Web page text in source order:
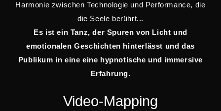
Harmonie zwischen Technologie und Performance, die
die Seele berührt...
Es ist ein Tanz, der Spuren von Licht und
emotionalen Geschichten hinterlässt und das
Publikum in eine eine hypnotische und immersive
Erfahrung.
Video-Mapping